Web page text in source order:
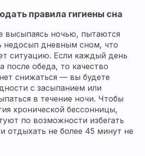
правила гигиены сна
высыпаясь ночью, пытаются
недосып дневным сном, что
ситуацию. Если каждый день
после обеда, то качество
снижаться — вы будете
с засыпанием или
в течение ночи. Чтобы
хронической бессонницы,
по возможности избегать
отдыхать не более 45 минут не